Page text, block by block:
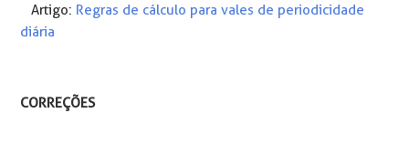
Artigo: Regras de cálculo para vales de periodicidade
diária
CORREÇÕES